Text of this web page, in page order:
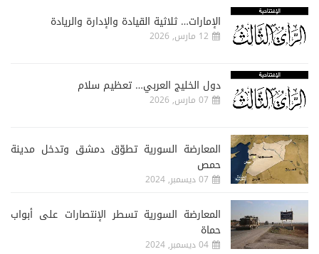
الإمارات… ثلاثية القيادة والإدارة والريادة
12 مارس, 2026
دول الخليج العربي… تعظيم سلام
07 مارس, 2026
المعارضة السورية تطوّق دمشق وتدخل مدينة
حمص
07 ديسمبر, 2024
المعارضة السورية تسطر الإنتصارات على أبواب
حماة
04 ديسمبر, 2024